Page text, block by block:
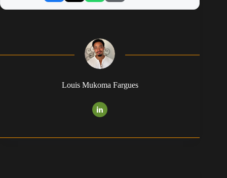
Louis Mukoma Fargues